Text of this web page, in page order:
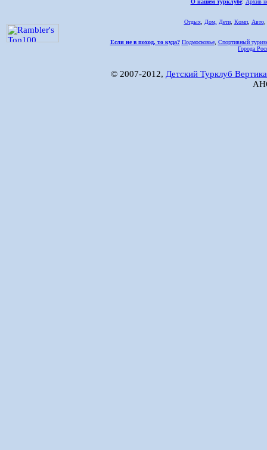
О нашем турклубе: Архив
Отдых, Дом, Дети, Комп, Авто,
Если не в поход, то куда? Подмосковье, Спортивный
Города
© 2007-2012, Детский Турклуб